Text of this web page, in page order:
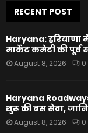
RECENT POST
Haryana: हरियाणा
मार्केट कमेटी की पूर्व
August 8, 2026 0
Haryana
शुरू की बस सेवा,
August 8, 2026 0